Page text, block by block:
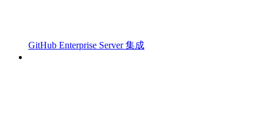
GitHub Enterprise Server 集成